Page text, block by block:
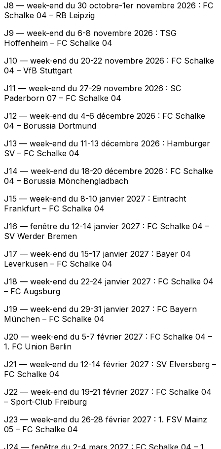
J8 — week-end du 30 octobre-1er novembre 2026 : FC
Schalke 04 – RB Leipzig
J9 — week-end du 6-8 novembre 2026 : TSG
Hoffenheim – FC Schalke 04
J10 — week-end du 20-22 novembre 2026 : FC Schalke
04 – VfB Stuttgart
J11 — week-end du 27-29 novembre 2026 : SC
Paderborn 07 – FC Schalke 04
J12 — week-end du 4-6 décembre 2026 : FC Schalke
04 – Borussia Dortmund
J13 — week-end du 11-13 décembre 2026 : Hamburger
SV – FC Schalke 04
J14 — week-end du 18-20 décembre 2026 : FC Schalke
04 – Borussia Mönchengladbach
J15 — week-end du 8-10 janvier 2027 : Eintracht
Frankfurt – FC Schalke 04
J16 — fenêtre du 12-14 janvier 2027 : FC Schalke 04 –
SV Werder Bremen
J17 — week-end du 15-17 janvier 2027 : Bayer 04
Leverkusen – FC Schalke 04
J18 — week-end du 22-24 janvier 2027 : FC Schalke 04
– FC Augsburg
J19 — week-end du 29-31 janvier 2027 : FC Bayern
München – FC Schalke 04
J20 — week-end du 5-7 février 2027 : FC Schalke 04 –
1. FC Union Berlin
J21 — week-end du 12-14 février 2027 : SV Elversberg –
FC Schalke 04
J22 — week-end du 19-21 février 2027 : FC Schalke 04
– Sport-Club Freiburg
J23 — week-end du 26-28 février 2027 : 1. FSV Mainz
05 – FC Schalke 04